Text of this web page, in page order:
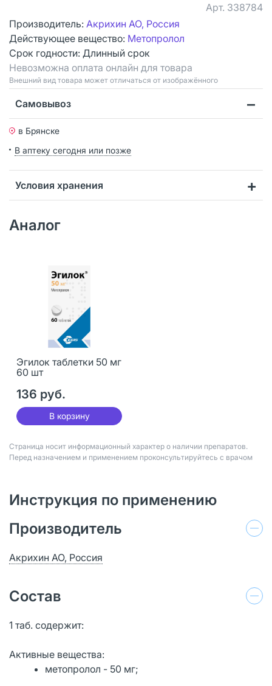
Арт. 338784
Производитель: Акрихин АО, Россия
Действующее вещество: Метопролол
Срок годности: Длинный срок
Невозможна оплата онлайн для товара
Bнешний вид товара может отличаться от изображённого
Самовывоз
в Брянске
В аптеку сегодня или позже
Условия хранения
Аналог
Эгилок таблетки 50 мг
60 шт
136 руб.
В корзину
Страница носит информационный характер о наличии препаратов.
Перед назначением и применением проконсультируйтесь с врачом
Инструкция по применению
Производитель
Акрихин АО, Россия
Состав
1 таб. содержит:
Активные вещества:
метопролол - 50 мг;